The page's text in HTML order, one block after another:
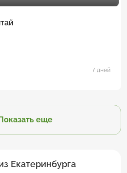
7 дней
Показать еще
Екатеринбурга